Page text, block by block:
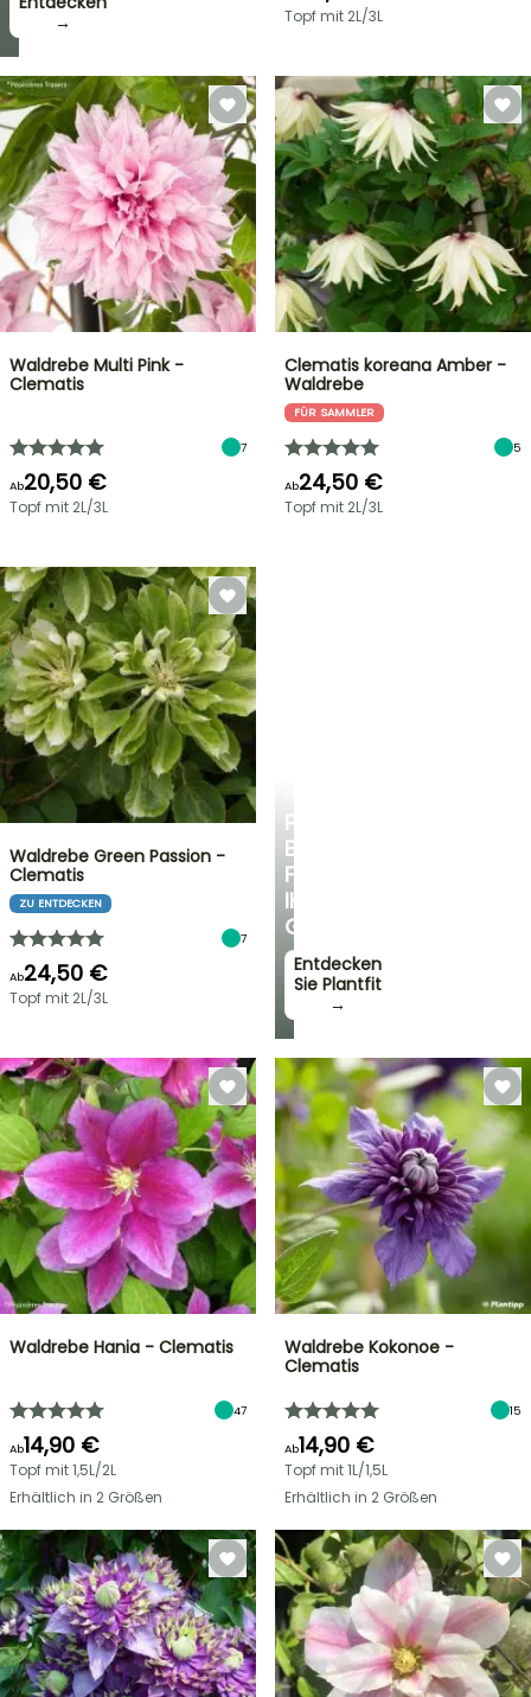
→
→
PERSÖNLICHE
BERATUNG
FÜR
IHREN
GARTEN
Entdecken
Sie Plantfit
→
Topf mit 2L/3L
Waldrebe Multi Pink -
Clematis
7
Ab20,50 €
Topf mit 2L/3L
Clematis koreana Amber -
Waldrebe
FÜR SAMMLER
5
Ab24,50 €
Topf mit 2L/3L
Waldrebe Green Passion -
Clematis
ZU ENTDECKEN
7
Ab24,50 €
Topf mit 2L/3L
Waldrebe Hania - Clematis
47
Ab14,90 €
Topf mit 1,5L/2L
Erhältlich in 2 Größen
Waldrebe Kokonoe -
Clematis
15
Ab14,90 €
Topf mit 1L/1,5L
Erhältlich in 2 Größen